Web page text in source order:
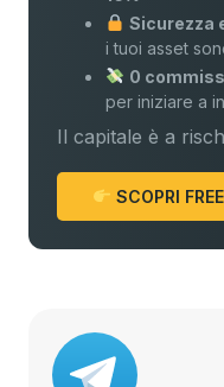
Sicurezza
i tuoi asset
0
per iniziare a
Il capitale è a
SCOPRI